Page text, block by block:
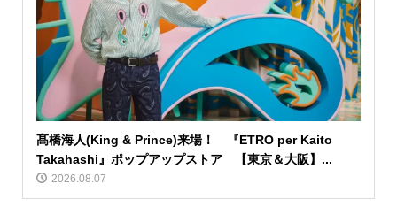
髙橋海人(King & Prince)来場！ 『ETRO per Kaito
Takahashi』ポップアップストア 【東京＆大阪】...
2026.08.07